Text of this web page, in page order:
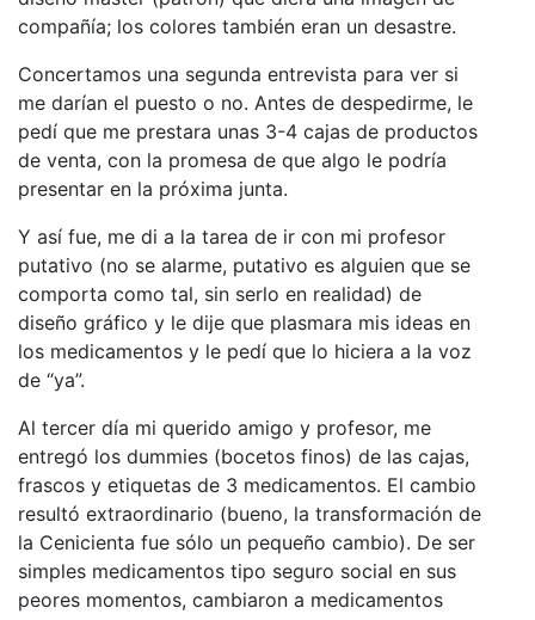
compañía; los colores también eran un desastre.
Concertamos una segunda entrevista para ver si
me darían el puesto o no. Antes de despedirme, le
pedí que me prestara unas 3-4 cajas de productos
de venta, con la promesa de que algo le podría
presentar en la próxima junta.
Y así fue, me di a la tarea de ir con mi profesor
putativo (no se alarme, putativo es alguien que se
comporta como tal, sin serlo en realidad) de
diseño gráfico y le dije que plasmara mis ideas en
los medicamentos y le pedí que lo hiciera a la voz
de “ya”.
Al tercer día mi querido amigo y profesor, me
entregó los dummies (bocetos finos) de las cajas,
frascos y etiquetas de 3 medicamentos. El cambio
resultó extraordinario (bueno, la transformación de
la Cenicienta fue sólo un pequeño cambio). De ser
simples medicamentos tipo seguro social en sus
peores momentos, cambiaron a medicamentos